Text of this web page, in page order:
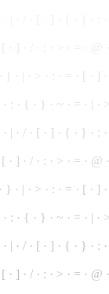
} · | · > · : · = · [ · ]
· : · { · } · ~ · = · | ·
· | · / · [ · ] · { · } · :
· ] · / · : · > · = ·
} · | · > · : · = · [ · ]
: · { · } · ~ · = · | ·
| · / · [ · ] · { · } · :
· ] · / · : · > · = · @